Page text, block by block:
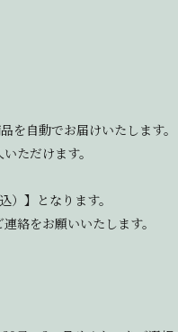
を自動でお届けいたします。
ただけます。
】となります。
絡をお願いいたします。